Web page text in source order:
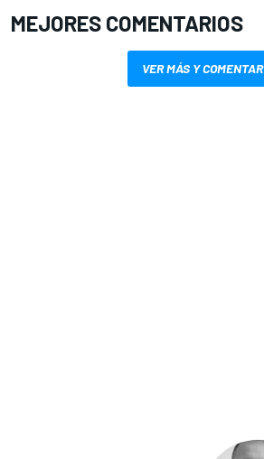
MEJORES COMENTARIOS
VER MÁS Y COMENTAR